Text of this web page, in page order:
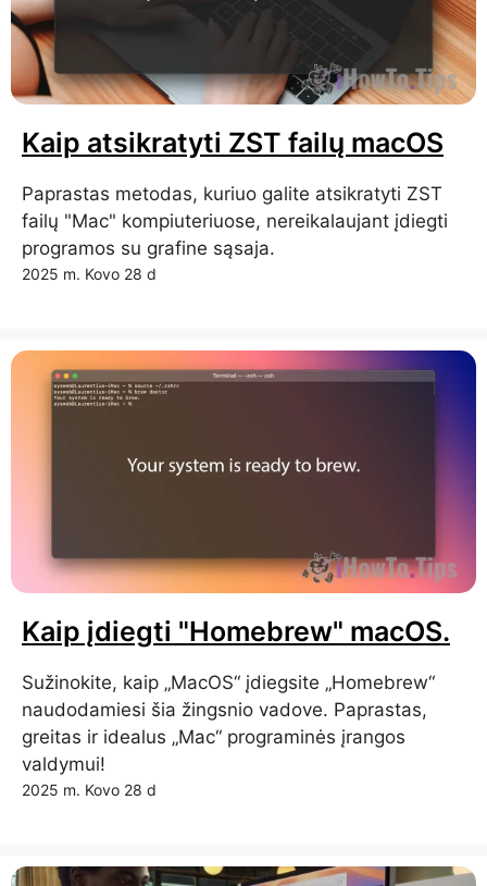
Kaip atsikratyti ZST failų macOS
Paprastas metodas, kuriuo galite atsikratyti ZST
failų "Mac" kompiuteriuose, nereikalaujant įdiegti
programos su grafine sąsaja.
2025 m. Kovo 28 d
Kaip įdiegti "Homebrew" macOS.
Sužinokite, kaip „MacOS“ įdiegsite „Homebrew“
naudodamiesi šia žingsnio vadove. Paprastas,
greitas ir idealus „Mac“ programinės įrangos
valdymui!
2025 m. Kovo 28 d